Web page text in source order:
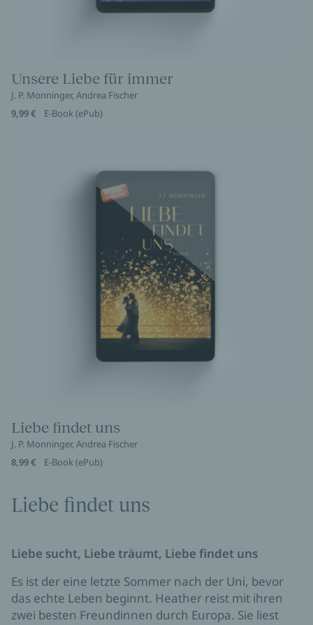
Unsere Liebe für immer
J. P. Monninger, Andrea Fischer
9,99 €
E-Book (ePub)
Liebe findet uns
J. P. Monninger, Andrea Fischer
8,99 €
E-Book (ePub)
Liebe findet uns
Liebe sucht, Liebe träumt, Liebe findet uns
Es ist der eine letzte Sommer nach der Uni, bevor
das echte Leben beginnt. Heather reist mit ihren
zwei besten Freundinnen durch Europa. Sie liest